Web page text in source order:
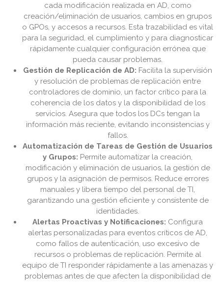
cada modificación realizada en AD, como
creación/eliminación de usuarios, cambios en grupos
o GPOs, y accesos a recursos. Esta trazabilidad es vital
para la seguridad, el cumplimiento y para diagnosticar
rápidamente cualquier configuración errónea que
pueda causar problemas.
Gestión de Replicación de AD: Facilita la supervisión
y resolución de problemas de replicación entre
controladores de dominio, un factor crítico para la
coherencia de los datos y la disponibilidad de los
servicios. Asegura que todos los DCs tengan la
información más reciente, evitando inconsistencias y
fallos.
Automatización de Tareas de Gestión de Usuarios
y Grupos: Permite automatizar la creación,
modificación y eliminación de usuarios, la gestión de
grupos y la asignación de permisos. Reduce errores
manuales y libera tiempo del personal de TI,
garantizando una gestión eficiente y consistente de
identidades.
Alertas Proactivas y Notificaciones: Configura
alertas personalizadas para eventos críticos de AD,
como fallos de autenticación, uso excesivo de
recursos o problemas de replicación. Permite al
equipo de TI responder rápidamente a las amenazas y
problemas antes de que afecten la disponibilidad de